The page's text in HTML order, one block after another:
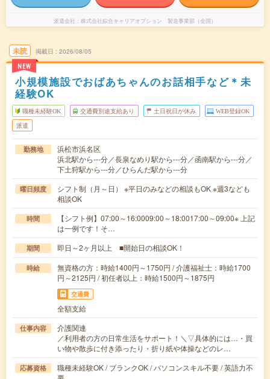
派遣会社 株式会社綜合キャリアオプション 製造事業部（全国）
未読
NEW
掲載日 2026/08/05
小規模施設でおばあちゃんのお話相手など＊未
経験OK
職種未経験OK 交通費別途支給あり 土日祝日が休み WEB登録OK
派遣
勤務地
浜松市浜名区
浜北駅から---分／長泉なめり駅から---分／函南駅から---分／
下土狩駅から---分／ひらんだ駅から---分
曜日頻度
シフト制（月～日） ※平日のみなどの相談もOK ※週3なども
相談OK
時間
【シフト例】07:00～16:0009:00～18:0017:00～09:00※ 上記
は一例です！そ…
期間 即日～2ヶ月以上 ■開始日の相談OK！
時給
無資格の方：時給1400円～1750円 / 介護福祉士：時給1700
円～2125円 / 初任者以上：時給1500円～1875円
交通費
全額支給
仕事内容
介護関連
／利用者の方の日常生活をサポート！＼▽具体的には…・買
い物や散歩に付き添ったり・折り紙や体操などのレ…
応募資格
職種未経験OK / ブランクOK / パソコンスキル不要 / 英語力不